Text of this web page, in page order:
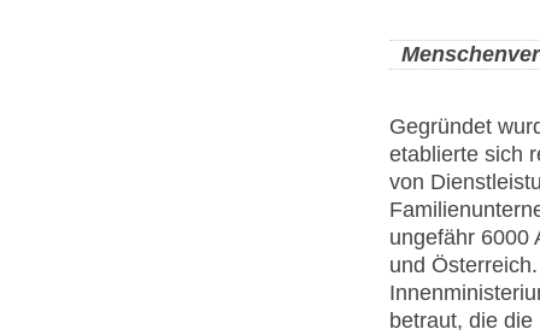
Gegründet
etablierte sich
von
ungefähr 6000
und
betraut, die